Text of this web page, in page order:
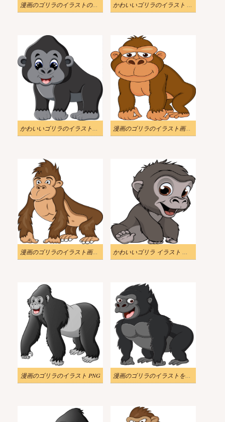
漫画のゴリラのイラストのダウンロード かわいいゴリラのイラスト PNG
かわいいゴリラのイラストを無料で 漫画のゴリラのイラスト画像 2
漫画のゴリラのイラスト画像 3 かわいいゴリラ イラスト 無料
漫画のゴリラのイラスト PNG 漫画のゴリラのイラストを無料で